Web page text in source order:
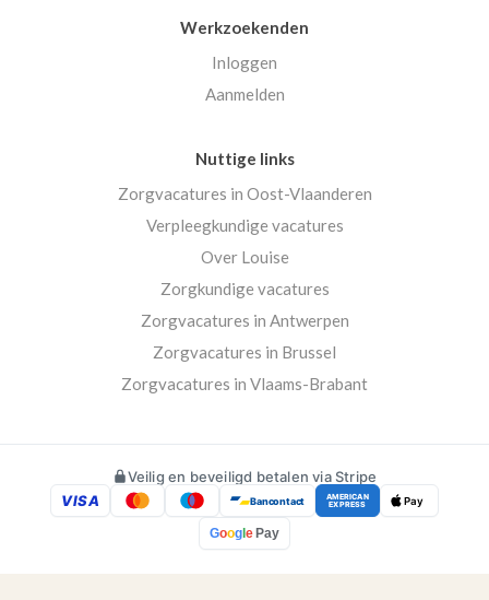
Werkzoekenden
Inloggen
Aanmelden
Nuttige links
Zorgvacatures in Oost-Vlaanderen
Verpleegkundige vacatures
Over Louise
Zorgkundige vacatures
Zorgvacatures in Antwerpen
Zorgvacatures in Brussel
Zorgvacatures in Vlaams-Brabant
Veilig en beveiligd betalen via Stripe
VISA
Bancontact AMERICAN
EXPRESS Pay
Googl e Pay